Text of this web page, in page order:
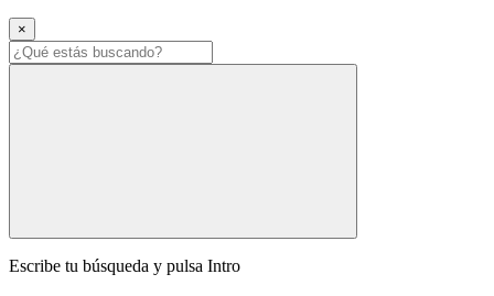
×
Escribe tu búsqueda y pulsa Intro